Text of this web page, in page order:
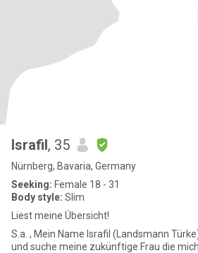
Israfil, 35
Nürnberg, Bavaria, Germany
Seeking: Female 18 - 31
Body style: Slim
Liest meine Übersicht!
S.a. , Mein Name Israfil (Landsmann
und suche meine zukünftige Frau die